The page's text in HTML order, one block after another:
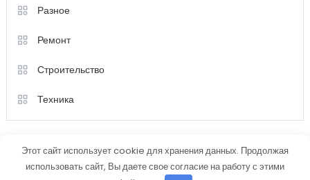
Разное
Ремонт
Строительство
Техника
Этот сайт использует cookie для хранения данных. Продолжая
использовать сайт, Вы даете свое согласие на работу с этими